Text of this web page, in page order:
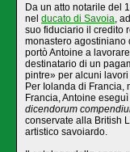
Da un atto notarile del
nel ducato di Savoia, ad
suo fiduciario il credito
monastero agostiniano
portò Antoine a
destinatario di un
pintre» per alcuni
Per Iolanda di Francia,
Francia, Antoine
dicendorum
conservate alla British
artistico savoiardo.